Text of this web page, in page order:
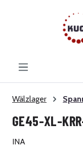
Zum Hauptinhalt
Wälzlager
GE45-XL-
INA